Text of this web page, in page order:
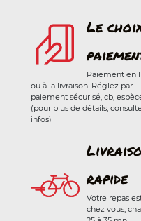
Le
Paiement en
ou à la livraison. Réglez par
paiement sécurisé, cb,
(pour plus de détails,
infos)
rapide
Votre repas
chez vous,